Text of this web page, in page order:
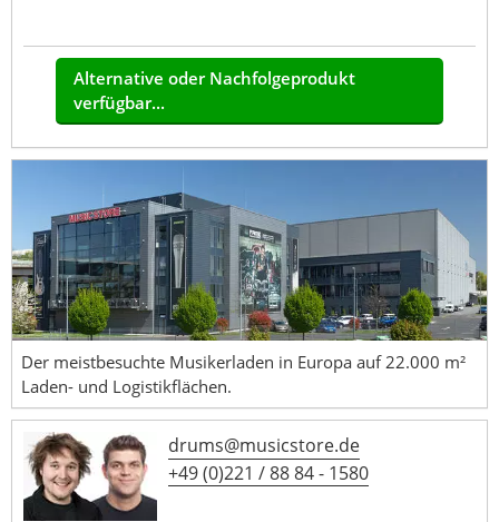
Alternative oder Nachfolgeprodukt
verfügbar...
Der meistbesuchte Musikerladen in Europa auf 22.000 m²
Laden- und Logistikflächen.
drums@musicstore.de
+49 (0)221 / 88 84 - 1580